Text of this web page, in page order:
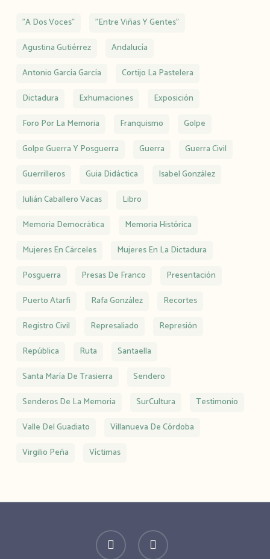
"A Dos Voces"
"Entre Viñas Y Gentes"
Agustina Gutiérrez
Andalucía
Antonio García García
Cortijo La Pastelera
Dictadura
Exhumaciones
Exposición
Foro Por La Memoria
Franquismo
Golpe
Golpe Guerra Y Posguerra
Guerra
Guerra Civil
Guerrilleros
Guia Didáctica
Isabel González
Julián Caballero Vacas
Libro
Memoria Democrática
Memoria Histórica
Mujeres En Cárceles
Mujeres En La Dictadura
Posguerra
Presas De Franco
Presentación
Puerto Atarfi
Rafa González
Recortes
Registro Civil
Represaliado
Represión
República
Ruta
Santaella
Santa María De Trasierra
Sendero
Senderos De La Memoria
SurCultura
Testimonio
Valle Del Guadiato
Villanueva De Córdoba
Virgilio Peña
Víctimas
twitter facebook